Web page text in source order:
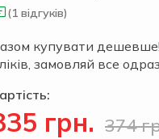
(1 відгуків)
купувати
замовляй все
грн. 374